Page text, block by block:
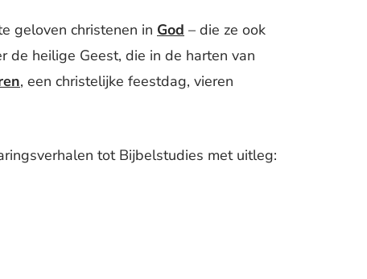
geloven christenen in God – die ze ook
de heilige Geest, die in de harten van
, een christelijke feestdag, vieren
tot Bijbelstudies met uitleg: